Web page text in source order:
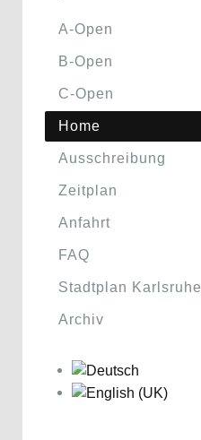
A-Open
B-Open
C-Open
Home
Ausschreibung
Zeitplan
Anfahrt
FAQ
Stadtplan Karlsruhe
Archiv